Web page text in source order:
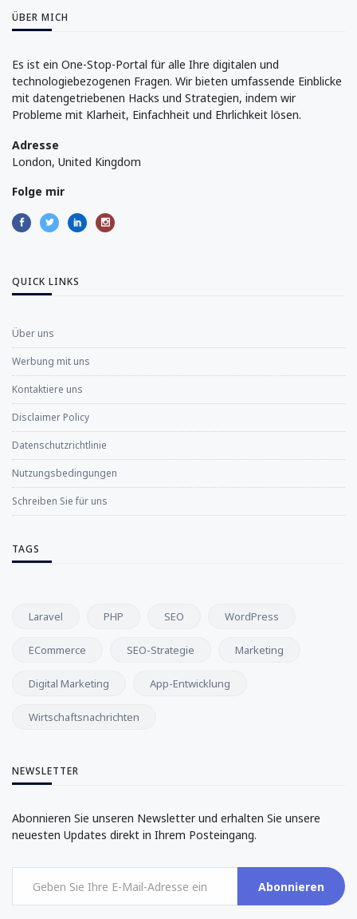
ÜBER MICH
Es ist ein One-Stop-Portal für alle Ihre digitalen und
technologiebezogenen Fragen. Wir bieten umfassende Einblicke
mit datengetriebenen Hacks und Strategien, indem wir
Probleme mit Klarheit, Einfachheit und Ehrlichkeit lösen.
Adresse
London, United Kingdom
Folge mir
QUICK LINKS
Über uns
Werbung mit uns
Kontaktiere uns
Disclaimer Policy
Datenschutzrichtlinie
Nutzungsbedingungen
Schreiben Sie für uns
TAGS
Laravel PHP SEO WordPress
ECommerce SEO-Strategie Marketing
Digital Marketing App-Entwicklung
Wirtschaftsnachrichten
NEWSLETTER
Abonnieren Sie unseren Newsletter und erhalten Sie unsere
neuesten Updates direkt in Ihrem Posteingang.
Abonnieren